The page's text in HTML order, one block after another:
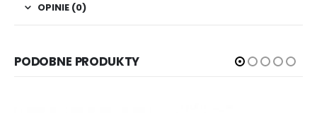
OPINIE (0)
PODOBNE PRODUKTY